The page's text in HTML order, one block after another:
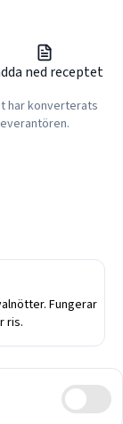
ned receptet
har konverterats
Fungerar
ris.